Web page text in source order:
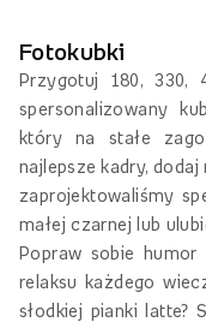
Fotokubki
Przygotuj 180, 330,
spersonalizowany
który na stałe
najlepsze kadry,
zaprojektowaliśmy
małej czarnej lub
Popraw sobie humor
relaksu każdego
słodkiej pianki latte?